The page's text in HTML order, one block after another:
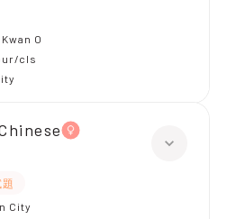
O
cls
City